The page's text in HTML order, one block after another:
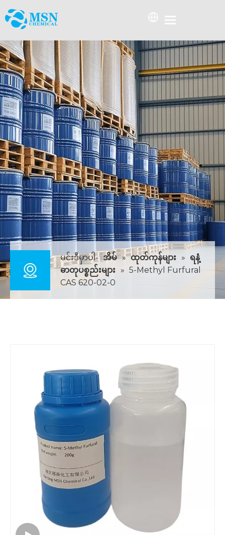
မင်းဒီမှာပါ- အိမ် » ထုတ်ကုန်များ » ရနံ့
ဓာတုပစ္စည်းများ » 5-Methyl Furfural
CAS 620-02-0